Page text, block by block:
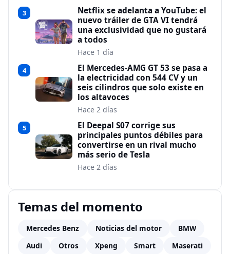
3
Netflix se adelanta a YouTube: el
nuevo tráiler de GTA VI tendrá
una exclusividad que no gustará
a todos
Hace 1 día
4
El Mercedes-AMG GT 53 se pasa a
la electricidad con 544 CV y un
seis cilindros que solo existe en
los altavoces
Hace 2 días
5
El Deepal S07 corrige sus
principales puntos débiles para
convertirse en un rival mucho
más serio de Tesla
Hace 2 días
Temas del momento
Mercedes Benz Noticias del motor
BMW
Audi
Otros Xpeng Smart Maserati